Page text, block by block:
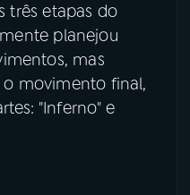
três etapas do
planejou
mas
movimento final,
"Inferno" e